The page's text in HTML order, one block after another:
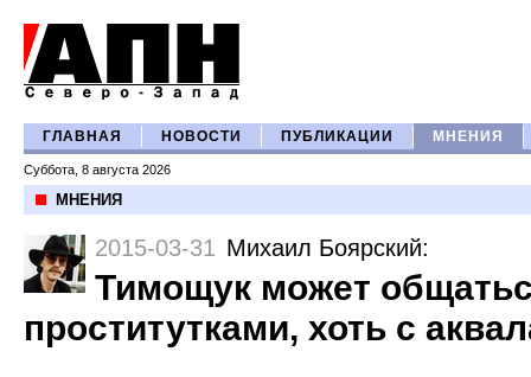
ГЛАВНАЯ НОВОСТИ ПУБЛИКАЦИИ МНЕНИЯ
Суббота, 8 августа 2026
МНЕНИЯ
2015-03-31 Михаил Боярский:
Тимощук может
проститутками, хоть с